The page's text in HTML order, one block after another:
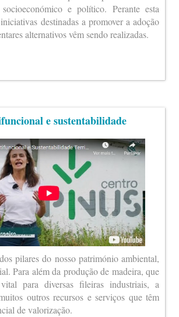
e político. Perante esta
destinadas a promover a adoção
alternativos vêm sendo realizadas.
e sustentabilidade
pilares do nosso património ambiental,
Para além da produção de madeira, que
para diversas fileiras industriais, a
outros recursos e serviços que têm
de valorização.